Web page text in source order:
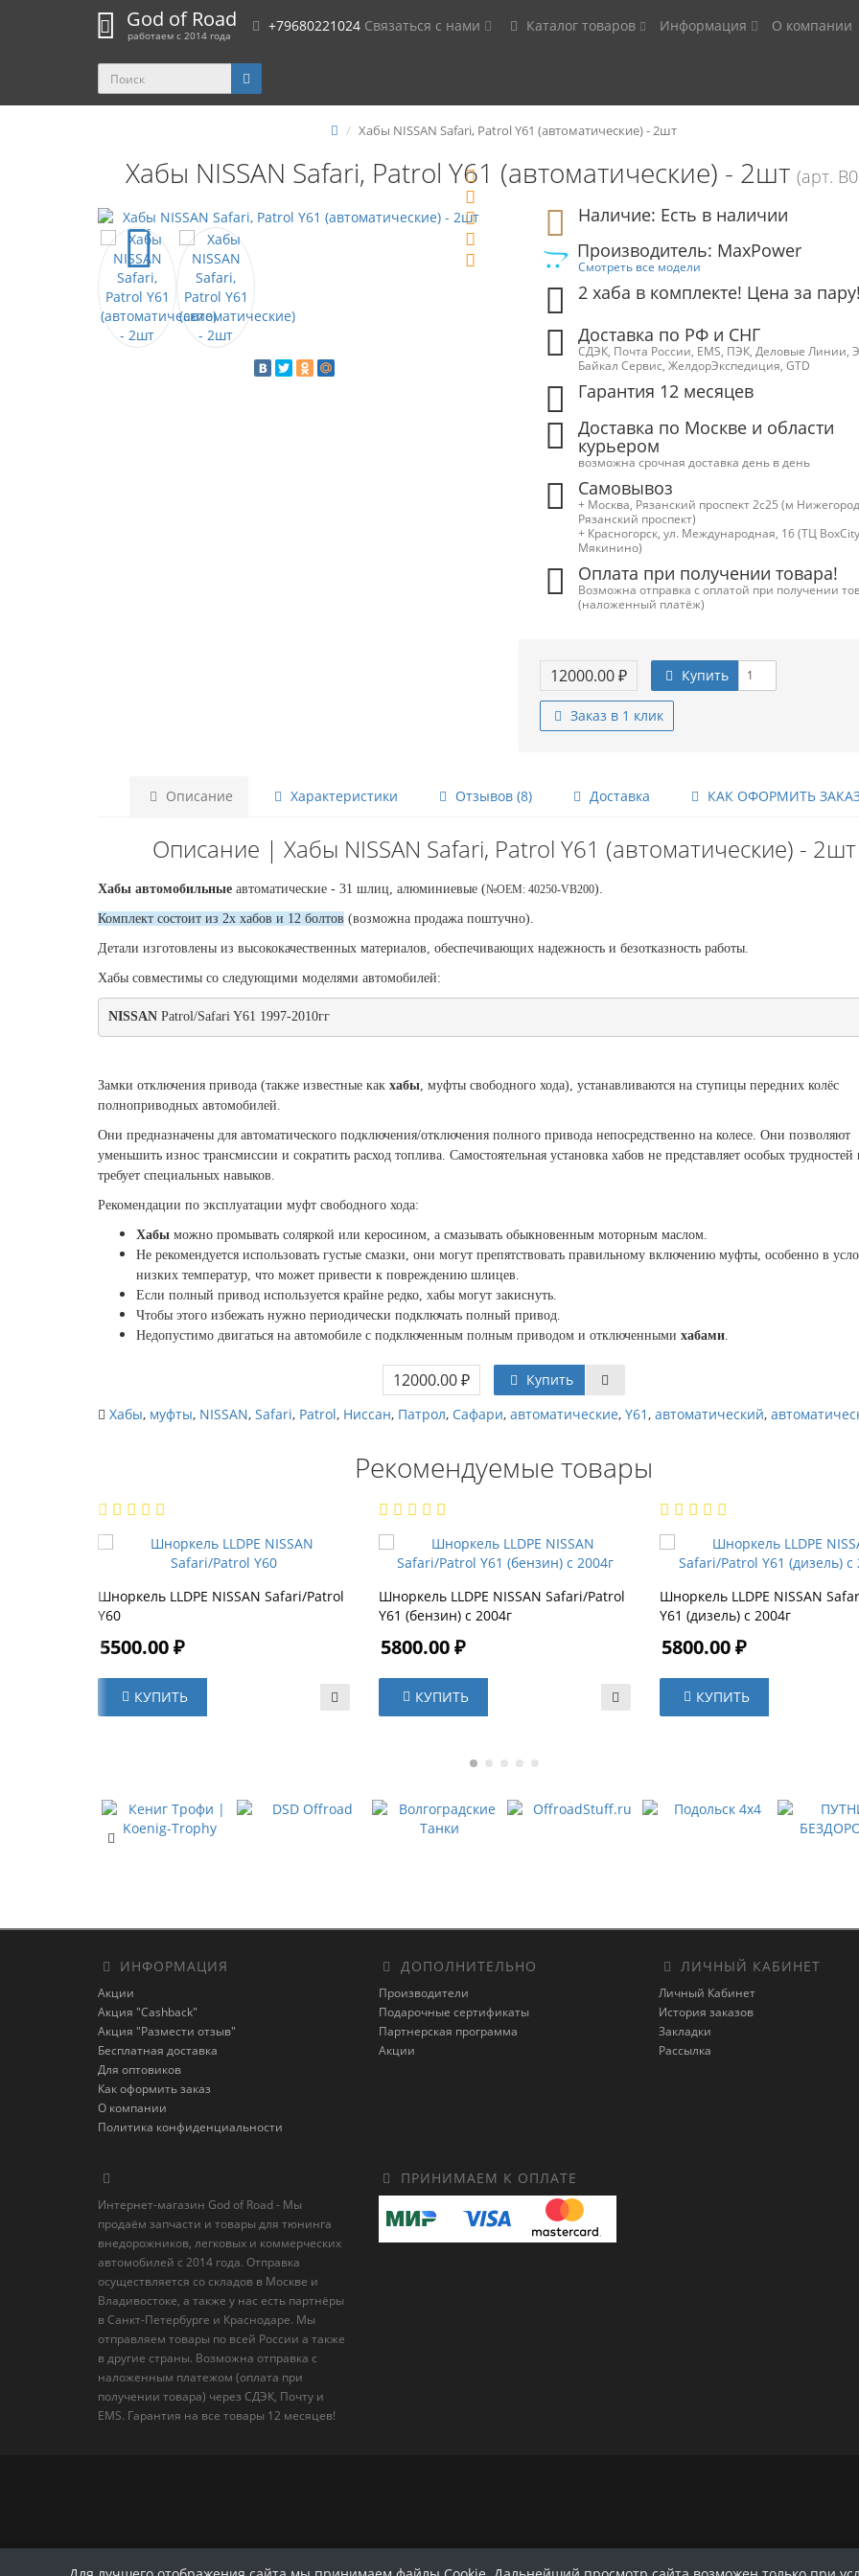
God of Road
работаем с 2014 года
+79680221024 Связаться с нами Каталог товаров Информация О компании
Хабы NISSAN Safari, Patrol Y61 (автоматические) - 2шт
Хабы NISSAN Safari, Patrol Y61 (автоматические) - 2шт (арт.
Наличие: Есть в наличии
Производитель: MaxPower
Смотреть все модели
2 хаба в комплекте! Цена за пару!
Доставка по РФ и СНГ
СДЭК, Почта России, EMS, ПЭК, Деловые Линии,
Байкал Сервис, ЖелдорЭкспедиция, GTD
Гарантия 12 месяцев
Доставка по Москве и области
курьером
возможна срочная доставка день в день
Самовывоз
+ Москва, Рязанский проспект 2с25 (м
Рязанский проспект)
+ Красногорск, ул. Международная, 16 (ТЦ
Мякинино)
Оплата при получении товара!
Возможна отправка с оплатой при получении
(наложенный платёж)
12000.00 ₽ Купить
Заказ в 1 клик
Описание Характеристики Отзывов (8) Доставка КАК ОФОРМИТЬ
Описание | Хабы NISSAN Safari, Patrol Y61 (автоматические) - 2шт
Хабы автомобильные автоматические - 31 шлиц, алюминиевые (№OEM: 40250-VB200).
Комплект состоит из 2х хабов и 12 болтов (возможна продажа поштучно).
Детали изготовлены из высококачественных материалов, обеспечивающих надежность и безотказность работы.
Хабы совместимы со следующими моделями автомобилей:
NISSAN Patrol/Safari Y61 1997-2010гг
Замки отключения привода (также известные как хабы , муфты свободного хода), устанавливаются на ступицы передних колёс
полноприводных автомобилей.
Они предназначены для автоматического подключения/отключения полного привода непосредственно на колесе. Они позволяют
уменьшить износ трансмиссии и сократить расход топлива. Самостоятельная установка хабов не представляет особых трудностей
требует специальных навыков.
Рекомендации по эксплуатации муфт свободного хода:
Хабы можно промывать соляркой или керосином, а смазывать обыкновенным моторным маслом.
Не рекомендуется использовать густые смазки, они могут препятствовать правильному включению муфты, особенно в
низких температур, что может привести к повреждению шлицев.
Если полный привод используется крайне редко, хабы могут закиснуть.
Чтобы этого избежать нужно периодически подключать полный привод.
Недопустимо двигаться на автомобиле с подключенным полным приводом и отключенными хабами
12000.00 ₽
Купить
Хабы, муфты, NISSAN, Safari, Patrol, Ниссан, Патрол, Сафари, автоматические, Y61 , автоматический,
Рекомендуемые товары
Шноркель LLDPE NISSAN Safari/Patrol
Y60
5500.00 ₽
КУПИТЬ
Шноркель LLDPE NISSAN Safari/Patrol
Y61 (бензин) с 2004г
5800.00 ₽
КУПИТЬ
Шноркель LLDPE NISSAN
Y61 (дизель) с 2004г
5800.00 ₽
КУПИТЬ
ИНФОРМАЦИЯ
Акции
Акция "Cashback"
Акция "Размести отзыв"
Бесплатная доставка
Для оптовиков
Как оформить заказ
О компании
Политика конфиденциальности
ДОПОЛНИТЕЛЬНО
Производители
Подарочные сертификаты
Партнерская программа
Акции
ЛИЧНЫЙ КАБИНЕТ
Личный Кабинет
История заказов
Закладки
Рассылка
Интернет-магазин God of Road - Мы
продаём запчасти и товары для тюнинга
внедорожников, легковых и коммерческих
автомобилей с 2014 года. Отправка
осуществляется со складов в Москве и
Владивостоке, а также у нас есть партнёры
в Санкт-Петербурге и Краснодаре. Мы
отправляем товары по всей России а также
в другие страны. Возможна отправка с
наложенным платежом (оплата при
получении товара) через СДЭК, Почту и
EMS. Гарантия на все товары 12 месяцев!
ПРИНИМАЕМ К ОПЛАТЕ